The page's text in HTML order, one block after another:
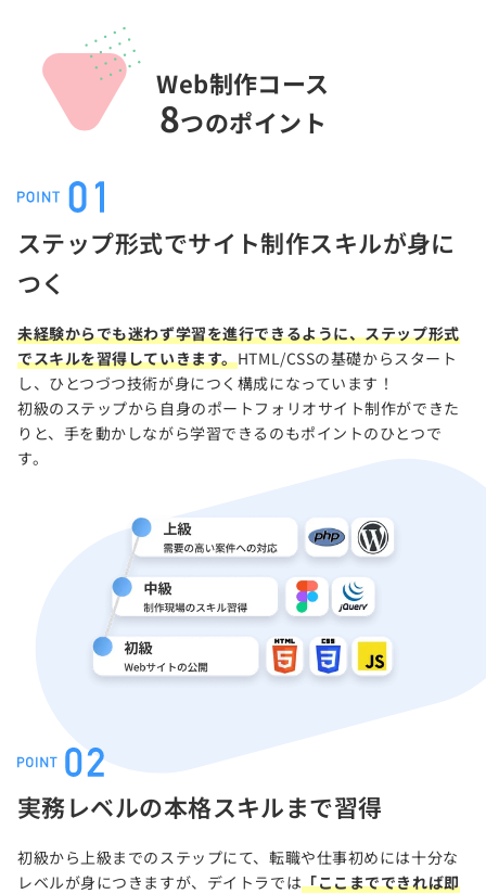
Web制作コース
8つのポイント
ステップ形式でサイト制作スキルが身に
つく
未経験からでも迷わず学習を進行できるように、ステップ形式
でスキルを習得していきます。HTML/CSSの基礎からスタート
し、ひとつづつ技術が身につく構成になっています！
初級のステップから自身のポートフォリオサイト制作ができた
りと、手を動かしながら学習できるのもポイントのひとつで
す。
実務レベルの本格スキルまで習得
初級から上級までのステップにて、転職や仕事初めには十分な
レベルが身につきますが、デイトラでは「ここまでできれば即